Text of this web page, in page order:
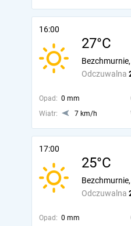
16:00
27°C
Odczuwalna
Opad: 0 mm
Wiatr:
7 km/h
17:00
25°C
Odczuwalna
Opad: 0 mm